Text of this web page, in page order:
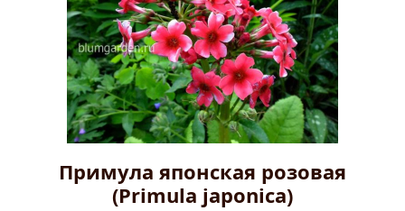
Примула японская розовая
(Primula japonica)